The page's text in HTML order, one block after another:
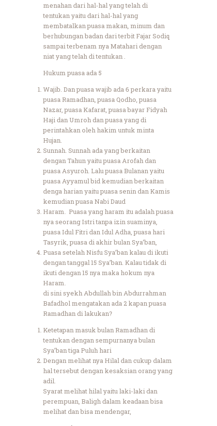
menahan dari hal-hal yang telah di
tentukan yaitu dari hal-hal yang
membatalkan puasa makan, minum dan
berhubungan badan dari terbit Fajar Sodiq
sampai terbenam nya Matahari dengan
niat yang telah di tentukan .
Hukum puasa ada 5
Wajib. Dan puasa wajib ada 6 perkara yaitu
puasa Ramadhan, puasa Qodho, puasa
Nazar, puasa Kafarat, puasa bayar Fidyah
Haji dan Umroh dan puasa yang di
perintahkan oleh hakim untuk minta
Hujan.
Sunnah. Sunnah ada yang berkaitan
dengan Tahun yaitu puasa Arofah dan
puasa Asyuroh. Lalu puasa Bulanan yaitu
puasa Ayyamul bid kemudian berkaitan
denga harian yaitu puasa senin dan Kamis
kemudian puasa Nabi Daud
Haram. Puasa yang haram itu adalah puasa
nya seorang Istri tanpa izin suaminya,
puasa Idul Fitri dan Idul Adha, puasa hari
Tasyrik, puasa di akhir bulan Sya’ban,
Puasa setelah Nisfu Sya’ban kalau di ikuti
dengan tanggal 15 Sya’ban. Kalau tidak di
ikuti dengan 15 nya maka hokum nya
Haram.
di sini syekh Abdullah bin Abdurrahman
Bafadhol mengatakan ada 2 kapan puasa
Ramadhan di lakukan?
Ketetapan masuk bulan Ramadhan di
tentukan dengan sempurnanya bulan
Sya’ban tiga Puluh hari
Dengan melihat nya Hilal dan cukup dalam
hal tersebut dengan kesaksian orang yang
adil.
Syarat melihat hilal yaitu laki-laki dan
perempuan, Baligh dalam keadaan bisa
melihat dan bisa mendengar,